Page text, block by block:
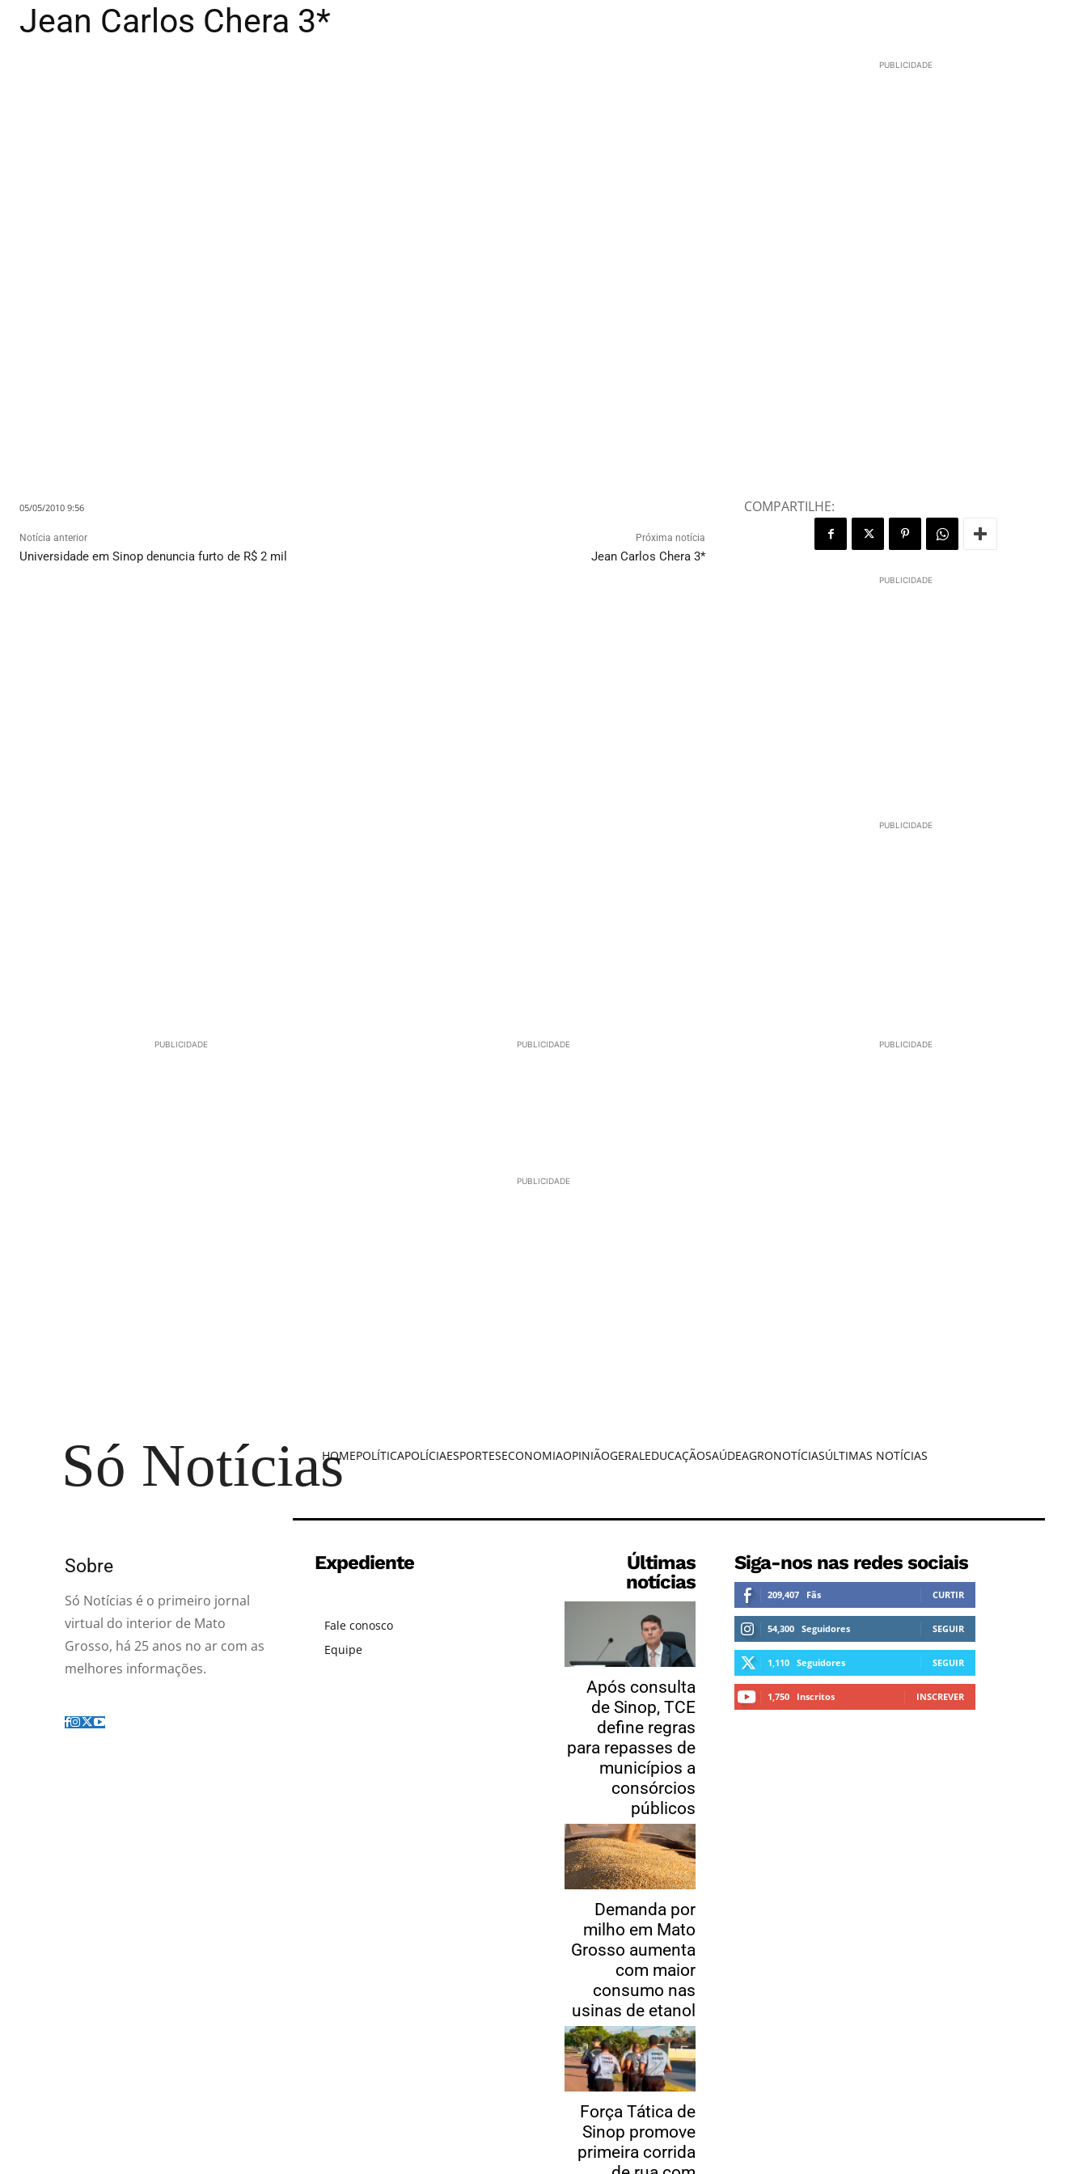
Jean Carlos Chera 3*
PUBLICIDADE
05/05/2010 9:56
Notícia anterior
Universidade em Sinop denuncia furto de R$ 2 mil
Próxima notícia
Jean Carlos Chera 3*
COMPARTILHE:
PUBLICIDADE
PUBLICIDADE
PUBLICIDADE PUBLICIDADE PUBLICIDADE
PUBLICIDADE
Só Notícias
HOMEPOLÍTICAPOLÍCIAESPORTESECONOMIAOPINIÃOGERALEDUCAÇÃOSAÚDEAGRONOTÍCIASÚLTIMAS NOTÍCIAS
Sobre
Só Notícias é o primeiro jornal
virtual do interior de Mato
Grosso, há 25 anos no ar com as
melhores informações.
Expediente
Fale conosco
Equipe
Últimas
notícias
Após consulta
de Sinop, TCE
define regras
para repasses de
municípios a
consórcios
públicos
Demanda por
milho em Mato
Grosso aumenta
com maior
consumo nas
usinas de etanol
Força Tática de
Sinop promove
primeira corrida
Siga-nos nas redes sociais
209,407 Fãs CURTIR
54,300 Seguidores SEGUIR
1,110 Seguidores SEGUIR
1,750 Inscritos INSCREVER